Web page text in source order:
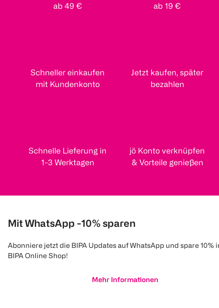
ab 49 €
ab 19 €
Schneller einkaufen
mit Kundenkonto
Jetzt kaufen, später
bezahlen
Schnelle Lieferung in
1-3 Werktagen
jö Konto verknüpfen
& Vorteile genießen
Mit WhatsApp -10% sparen
Abonniere jetzt die BIPA Updates auf WhatsApp und spare 10%
BIPA Online Shop!
Mehr Informationen